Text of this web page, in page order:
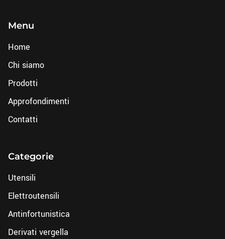
Menu
Home
Chi siamo
Prodotti
Approfondimenti
Contatti
Categorie
Utensili
Elettroutensili
Antinfortunistica
Derivati vergella